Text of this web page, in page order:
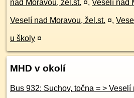
nad Moravou, žel.st. ¤, Veselí nad
Veselí nad Moravou, žel.st. ¤,
u školy ¤
MHD v okolí
Bus 932: